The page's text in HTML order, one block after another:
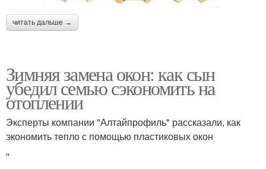
читать дальше →
Зимняя замена окон: как сын
убедил семью сэкономить на
отоплении
Эксперты компании "Алтайпрофиль" рассказали, как
экономить тепло с помощью пластиковых окон
''